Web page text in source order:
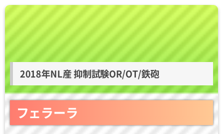
2018年NL産 抑制試験OR/OT/鉄砲
フェラーラ